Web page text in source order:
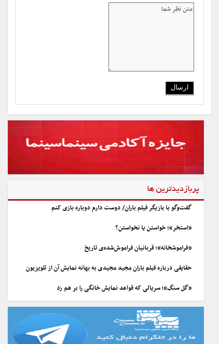
پربازدیدترین ها
گفت‌وگو با بازیگر فیلم باران/ دوست دارم دوباره بازی کنم
«استخر»؛ خواستن یا نخواستن؟
«فراموشخانه»؛ قربانیان فراموش‌شده‌ی تاریخ
حقایقی درباره فیلم باران مجید مجیدی به بهانه نمایش آن از تلویزیون
«گل سنگ»؛ سریالی که قواعد نمایش خانگی را بر هم زد